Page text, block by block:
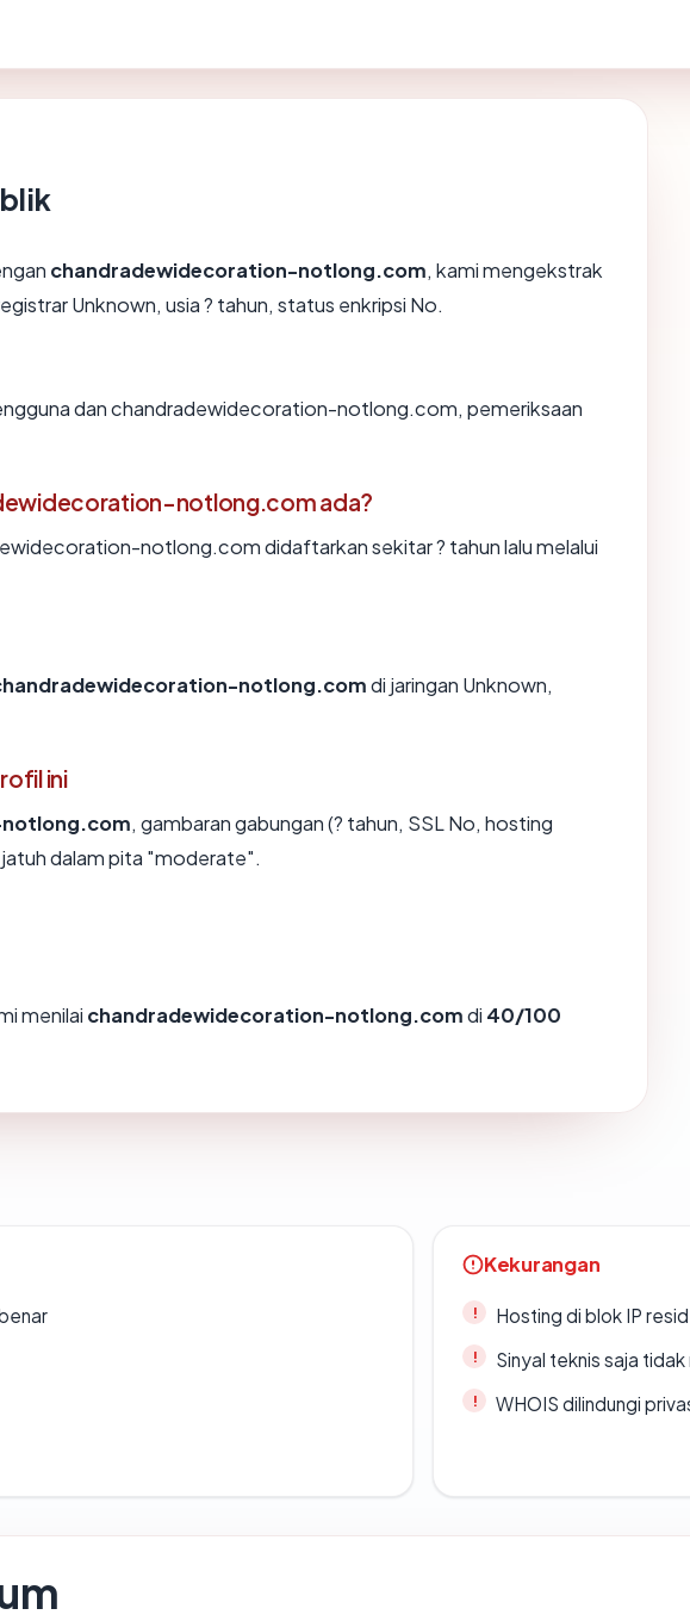
chandradewidecoration-notlong.com, kami mengekstrak
Unknown, usia ? tahun, status enkripsi No.
dan chandradewidecoration-notlong.com, pemeriksaan
notlong.com ada?
notlong.com didaftarkan sekitar ? tahun lalu melalui
notlong.comdi jaringan Unknown,
ini
, gambaran gabungan (? tahun, SSL No, hosting
dalam pita "moderate".
menilai chandradewidecoration-notlong.comdi 40/100
Kekurangan
Hosting di blok IP
Sinyal teknis saja
WHOIS dilindungi